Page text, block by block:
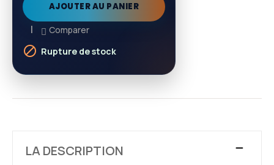
AJOUTER AU PANIER
Comparer
 Rupture de stock
LA DESCRIPTION